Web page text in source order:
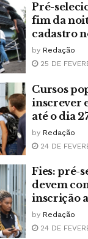
Pré-
fim da
cadastro
by Redação
25 DE
Cursos
inscrever
até o dia
by Redação
24 DE
Fies: pré-
devem
inscrição
by Redação
24 DE